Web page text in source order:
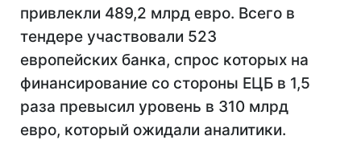
привлекли 489,2 млрд евро. Всего в
тендере участвовали 523
европейских банка, спрос которых на
финансирование со стороны ЕЦБ в 1,5
раза превысил уровень в 310 млрд
евро, который ожидали аналитики.